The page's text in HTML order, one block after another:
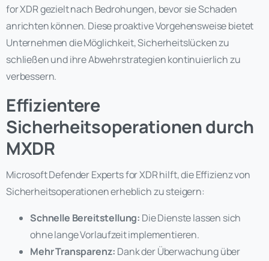
for XDR gezielt nach Bedrohungen, bevor sie Schaden
anrichten können. Diese proaktive Vorgehensweise bietet
Unternehmen die Möglichkeit, Sicherheitslücken zu
schließen und ihre Abwehrstrategien kontinuierlich zu
verbessern.
Effizientere
Sicherheitsoperationen durch
MXDR
Microsoft Defender Experts for XDR hilft, die Effizienz von
Sicherheitsoperationen erheblich zu steigern:
Schnelle Bereitstellung: Die Dienste lassen sich
ohne lange Vorlaufzeit implementieren.
Mehr Transparenz: Dank der Überwachung über